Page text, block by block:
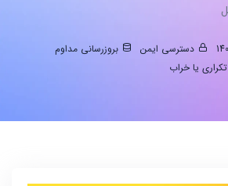
دسترسی ایمن
بروزرسانی مداوم
یا خراب